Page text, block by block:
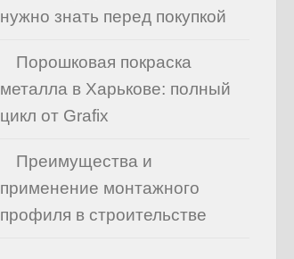
нужно знать перед покупкой
Порошковая покраска
металла в Харькове: полный
цикл от Grafix
Преимущества и
применение монтажного
профиля в строительстве